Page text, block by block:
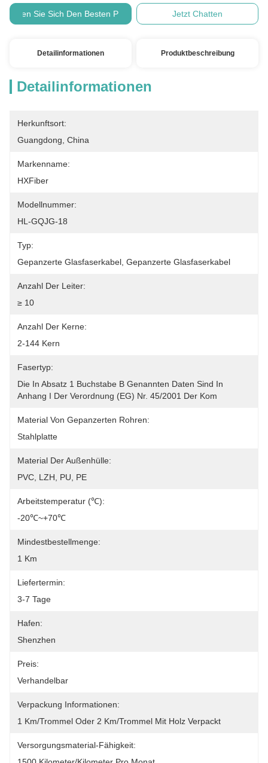
Holen Sie Sich Den Besten Preis Jetzt Chatten
Detailinformationen Produktbeschreibung
Detailinformationen
Herkunftsort:
Guangdong, China
Markenname:
HXFiber
Modellnummer:
HL-GQJG-18
Typ:
Gepanzerte Glasfaserkabel, Gepanzerte Glasfaserkabel
Anzahl Der Leiter:
≥ 10
Anzahl Der Kerne:
2-144 Kern
Fasertyp:
Die In Absatz 1 Buchstabe B Genannten Daten Sind In
Anhang I Der Verordnung (EG) Nr. 45/2001 Der Kom
Material Von Gepanzerten Rohren:
Stahlplatte
Material Der Außenhülle:
PVC, LZH, PU, PE
Arbeitstemperatur (℃):
-20℃~+70℃
Mindestbestellmenge:
1 Km
Liefertermin:
3-7 Tage
Hafen:
Shenzhen
Preis:
Verhandelbar
Verpackung Informationen:
1 Km/Trommel Oder 2 Km/Trommel Mit Holz Verpackt
Versorgungsmaterial-Fähigkeit: